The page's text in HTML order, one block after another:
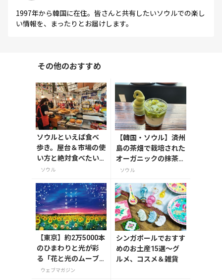
1997年から韓国に在住。皆さんと共有したいソウルでの楽し
い情報を、まったりとお届けします。
その他のおすすめ
ソウルといえば食べ
歩き。屋台＆市場の使
い方と絶対食べたい
今どきB級グルメ
ソウル
【韓国・ソウル】済州
島の茶畑で栽培された
オーガニックの抹茶を
使ったドリンクとスイ
フェ ー 【MECHA明洞
本店】
ソウル
【東京】約2万5000本
のひまわりと光が彩
る「花と光のムーブ
メント」が葛西臨海
ウェブマガジン
シンガポールでおすす
めのお土産15選～グ
ルメ、コスメ＆雑貨